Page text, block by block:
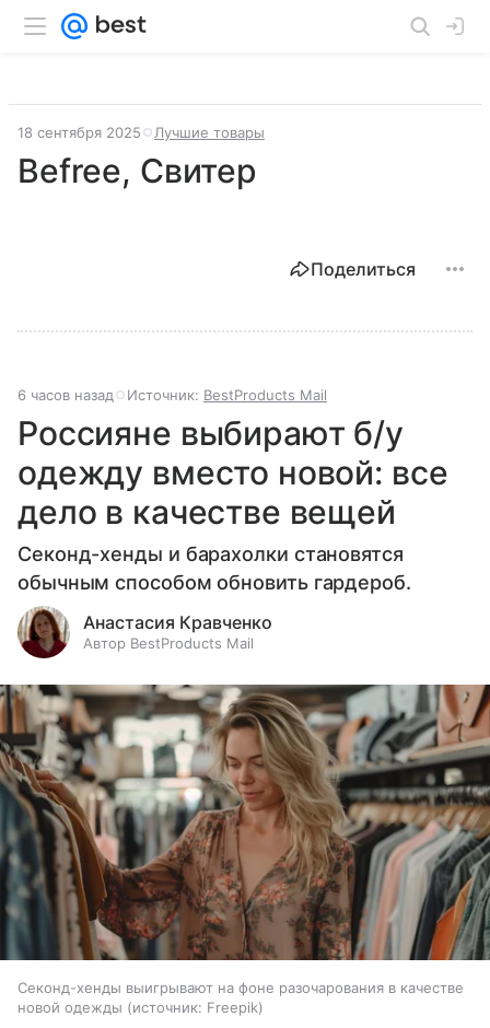
18 сентября 2025 Лучшие товары
Befree, Свитер
Поделиться
6 часов назад Источник: BestProducts Mail
Россияне выбирают б/у
одежду вместо новой: все
дело в качестве вещей
Секонд-хенды и барахолки становятся
обычным способом обновить гардероб.
Анастасия Кравченко
Автор BestProducts Mail
Секонд-хенды выигрывают на фоне разочарования в качестве
новой одежды
источник: Freepik